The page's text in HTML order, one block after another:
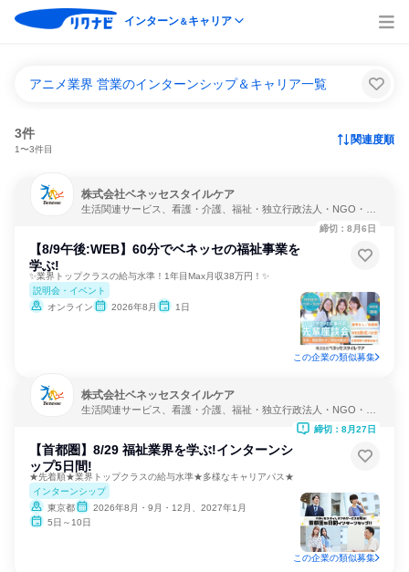
インターン＆キャリア
アニメ業界 営業のインターンシップ＆キャリア一覧
3件
1〜3件目
関連度順
株式会社ベネッセスタイルケア
生活関連サービス、看護・介護、福祉・独立行政法人・NGO・N
【8/9午後:WEB】60分でベネッセの福祉事業を
学ぶ!
✨業界トップクラスの給与水準！1年目Max月収38万円！✨
説明会・イベント
オンライン
2026年8月 1日
締切：8月6日
この企業の類似募集
株式会社ベネッセスタイルケア
生活関連サービス、看護・介護、福祉・独立行政法人・NGO・N
【首都圏】8/29 福祉業界を学ぶ!インターンシ
ップ5日間!
★先着順★業界トップクラスの給与水準★多様なキャリアパス★
インターンシップ
東京都
2026年8月・9月・12月、2027年1月
5日～10日
締切：8月27日
この企業の類似募集